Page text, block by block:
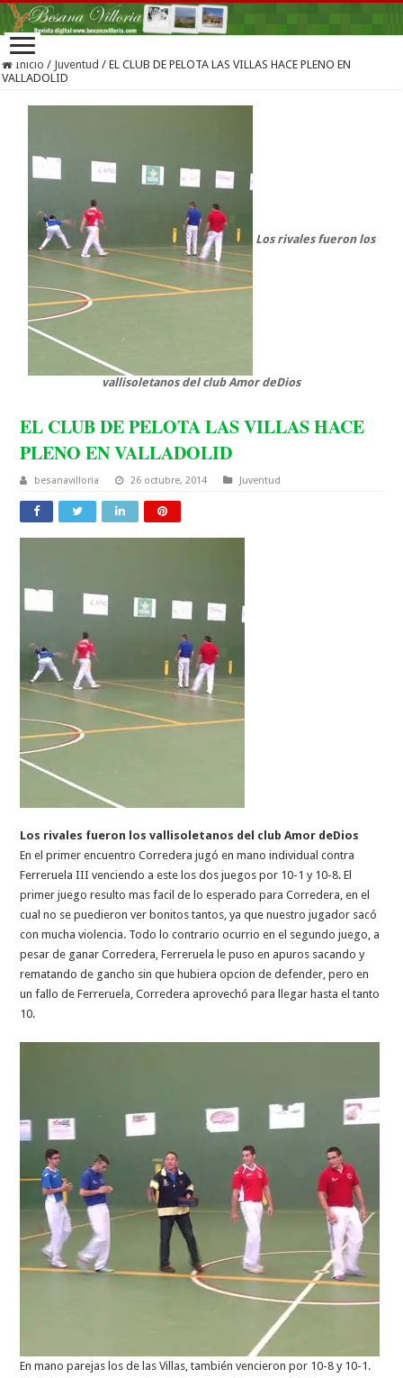
Inicio / Juventud / EL CLUB DE PELOTA LAS VILLAS HACE PLENO EN
VALLADOLID
Los rivales fueron los
vallisoletanos del club Amor deDios
EL CLUB DE PELOTA LAS VILLAS HACE
PLENO EN VALLADOLID
besanavilloria 26 octubre, 2014 Juventud
Los rivales fueron los vallisoletanos del club Amor deDios
En el primer encuentro Corredera jugó en mano individual contra
Ferreruela III venciendo a este los dos juegos por 10-1 y 10-8. El
primer juego resulto mas facil de lo esperado para Corredera, en el
cual no se puedieron ver bonitos tantos, ya que nuestro jugador sacó
con mucha violencia. Todo lo contrario ocurrio en el segundo juego, a
pesar de ganar Corredera, Ferreruela le puso en apuros sacando y
rematando de gancho sin que hubiera opcion de defender, pero en
un fallo de Ferreruela, Corredera aprovechó para llegar hasta el tanto
10.
En mano parejas los de las Villas, también vencieron por 10-8 y 10-1.